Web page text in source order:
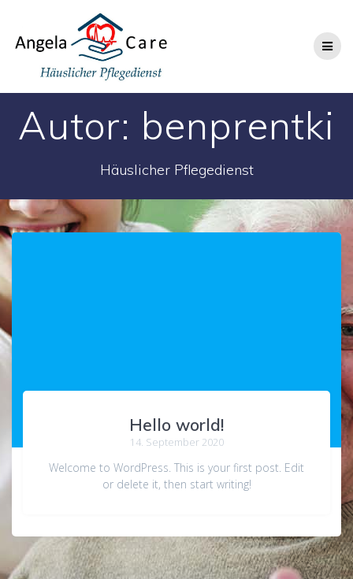
Autor: benprentki
Häuslicher Pflegedienst
Hello world!
14. September 2020
Welcome to WordPress. This is your first post. Edit
or delete it, then start writing!